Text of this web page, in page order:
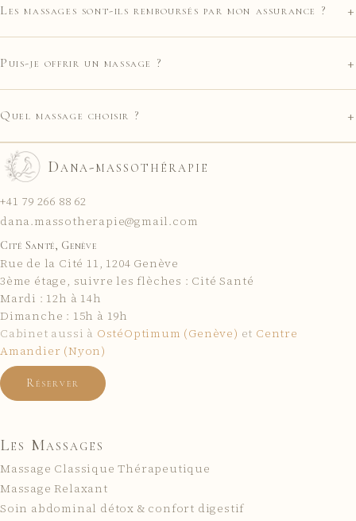
Les massages sont-ils remboursés par mon assurance ? +
Puis-je offrir un massage ? +
Quel massage choisir ? +
Dana-massothérapie
+41 79 266 88 62
dana.massotherapie@gmail.com
Cité Santé, Genève
Rue de la Cité 11, 1204 Genève
3ème étage, suivre les flèches : Cité Santé
Mardi : 12h à 14h
Dimanche : 15h à 19h
Cabinet aussi à OstéOptimum (Genève) et Centre
Amandier (Nyon)
Réserver
Les Massages
Massage Classique Thérapeutique
Massage Relaxant
Soin abdominal détox & confort digestif